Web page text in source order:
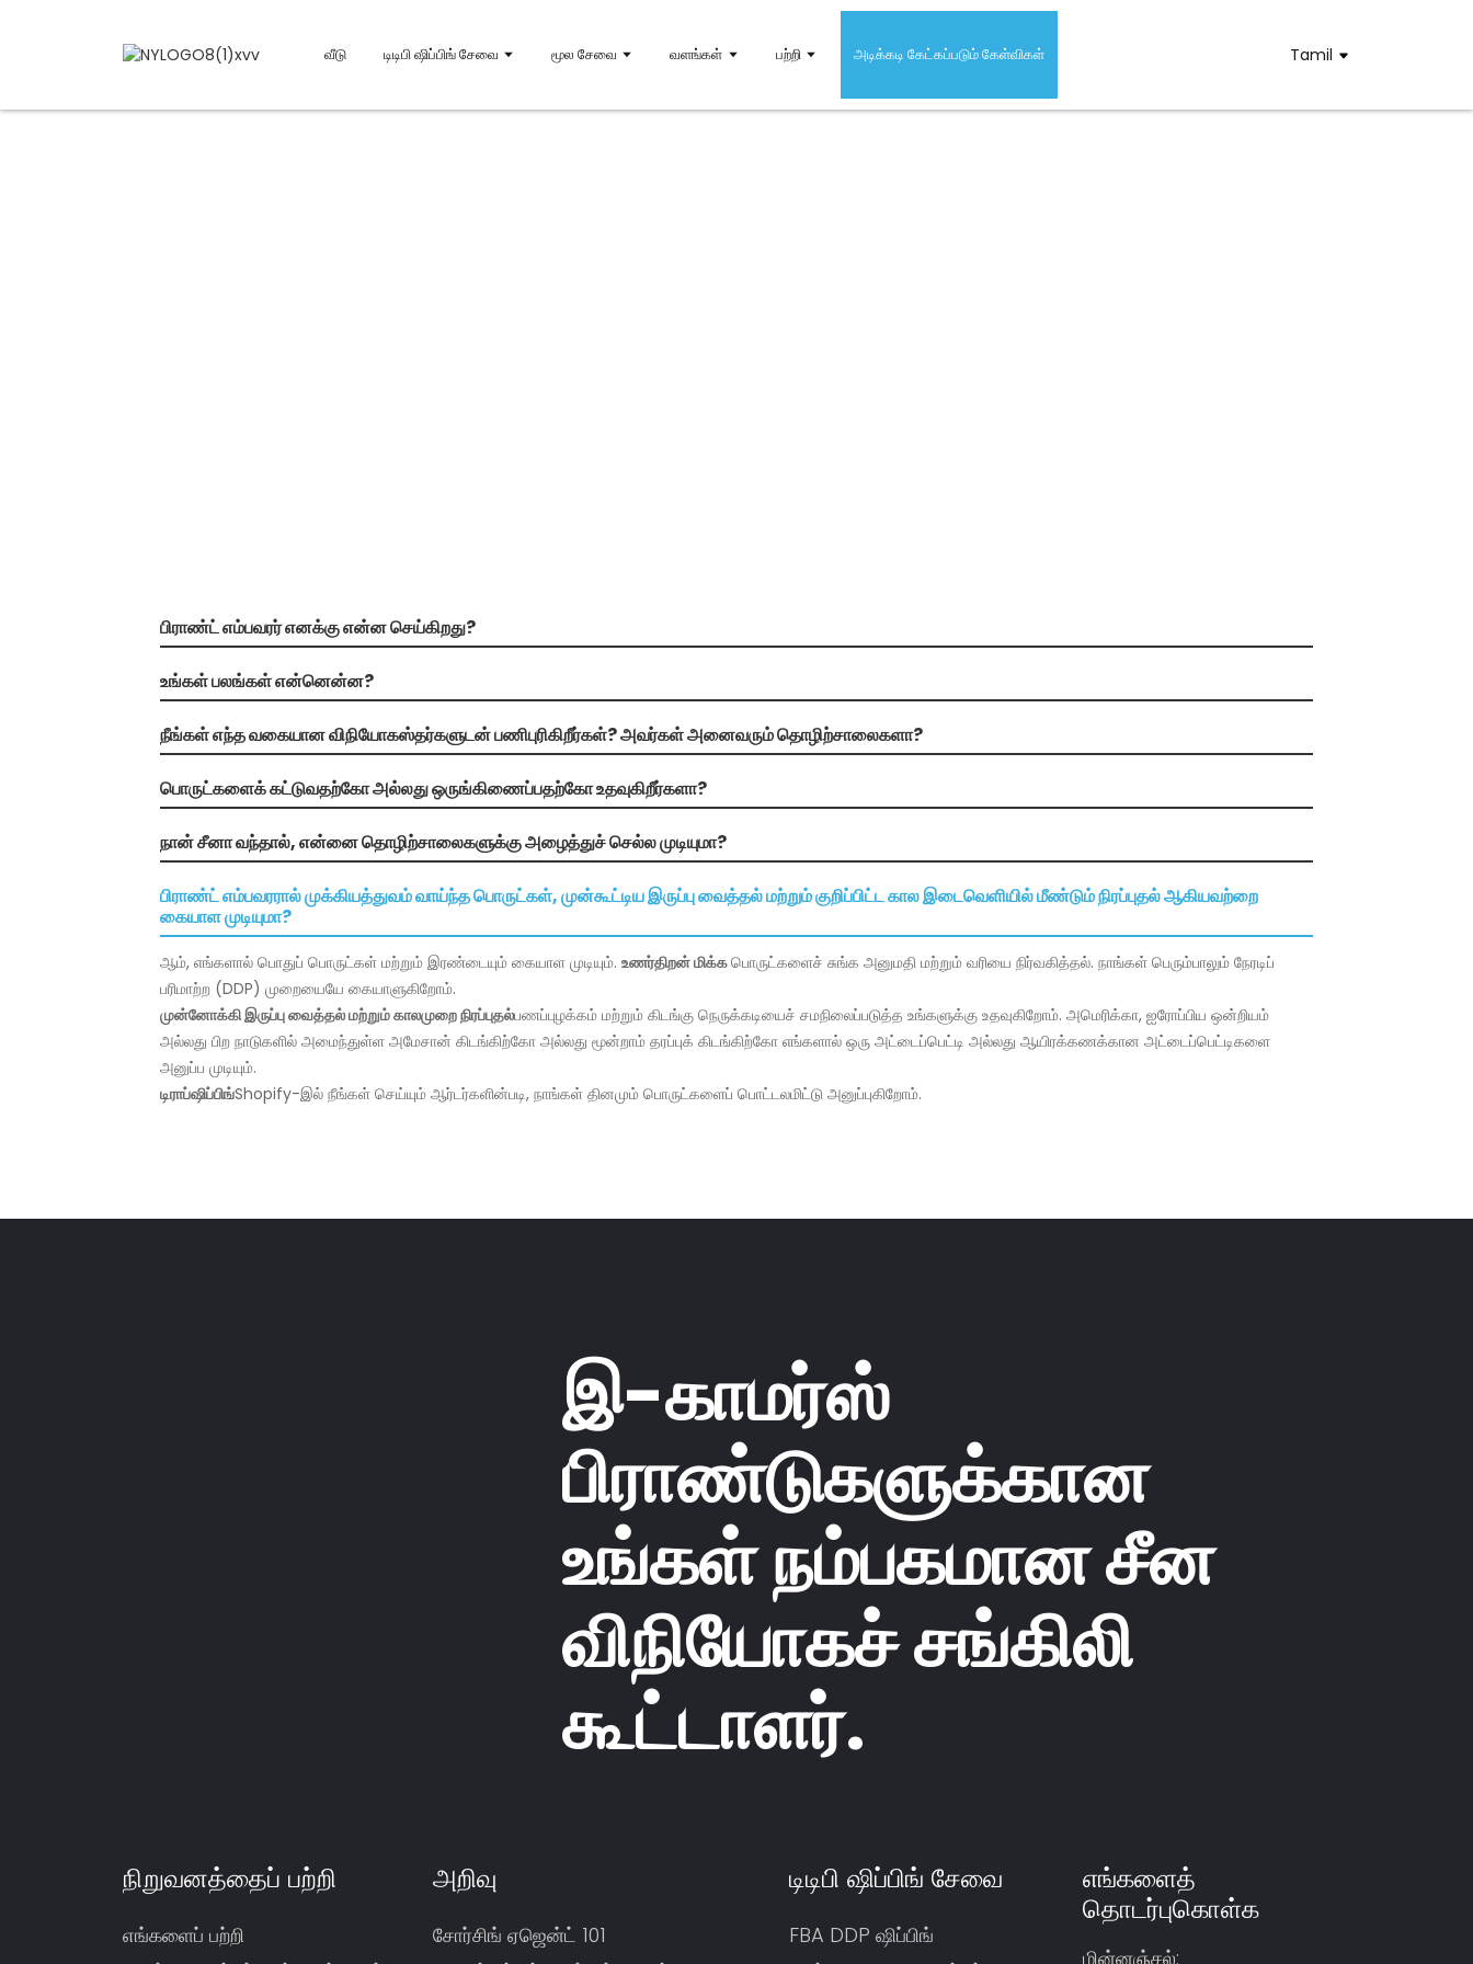
வீடு டிடிபி ஷிப்பிங் சேவை மூல சேவை வளங்கள் பற்றி அடிக்கடி கேட்கப்படும் கேள்விகள் Tamil
பிராண்ட் எம்பவரர் எனக்கு என்ன செய்கிறது?
உங்கள் பலங்கள் என்னென்ன?
நீங்கள் எந்த வகையான விநியோகஸ்தர்களுடன் பணிபுரிகிறீர்கள்? அவர்கள் அனைவரும் தொழிற்சாலைகளா?
பொருட்களைக் கட்டுவதற்கோ அல்லது ஒருங்கிணைப்பதற்கோ உதவுகிறீர்களா?
நான் சீனா வந்தால், என்னை தொழிற்சாலைகளுக்கு அழைத்துச் செல்ல முடியுமா?
பிராண்ட் எம்பவரரால் முக்கியத்துவம் வாய்ந்த பொருட்கள், முன்கூட்டிய இருப்பு வைத்தல் மற்றும் குறிப்பிட்ட கால இடைவெளியில் மீண்டும் நிரப்புதல் ஆகியவற்றை
கையாள முடியுமா?
ஆம், எங்களால் பொதுப் பொருட்கள் மற்றும் இரண்டையும் கையாள முடியும். உணர்திறன் மிக்கபொருட்களைச் சுங்க அனுமதி மற்றும் வரியை நிர்வகித்தல். நாங்கள் பெரும்பாலும் நேரடிப்
பரிமாற்ற (DDP) முறையையே கையாளுகிறோம்.
முன்னோக்கி இருப்பு வைத்தல் மற்றும் காலமுறை நிரப்புதல்பணப்புழக்கம் மற்றும் கிடங்கு நெருக்கடியைச் சமநிலைப்படுத்த உங்களுக்கு உதவுகிறோம். அமெரிக்கா, ஐரோப்பிய ஒன்றியம்
அல்லது பிற நாடுகளில் அமைந்துள்ள அமேசான் கிடங்கிற்கோ அல்லது மூன்றாம் தரப்புக் கிடங்கிற்கோ எங்களால் ஒரு அட்டைப்பெட்டி அல்லது ஆயிரக்கணக்கான அட்டைப்பெட்டிகளை
அனுப்ப முடியும்.
டிராப்ஷிப்பிங்Shopify-இல் நீங்கள் செய்யும் ஆர்டர்களின்படி, நாங்கள் தினமும் பொருட்களைப் பொட்டலமிட்டு அனுப்புகிறோம்.
இ-காமர்ஸ்
பிராண்டுகளுக்கான
உங்கள் நம்பகமான சீன
விநியோகச் சங்கிலி
கூட்டாளர்.
நிறுவனத்தைப் பற்றி
எங்களைப் பற்றி
அறிவு
சோர்சிங் ஏஜென்ட் 101
டிடிபி ஷிப்பிங் சேவை
FBA DDP ஷிப்பிங்
எங்களைத்
தொடர்புகொள்க
மின்னஞ்சல்: